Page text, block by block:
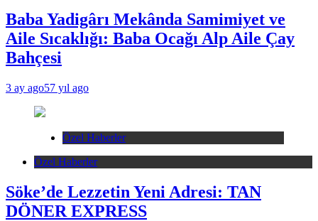
Baba Yadigârı Mekânda Samimiyet ve
Aile Sıcaklığı: Baba Ocağı Alp Aile Çay
Bahçesi
3 ay ago57 yıl ago
Özel Haberler
Özel Haberler
Söke’de Lezzetin Yeni Adresi: TAN
DÖNER EXPRESS